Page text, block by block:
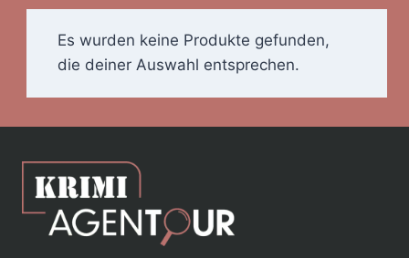
Es wurden keine Produkte gefunden,
die deiner Auswahl entsprechen.